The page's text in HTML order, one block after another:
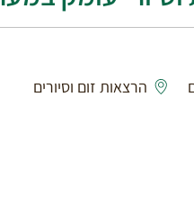
הרצאות זום וסיורים